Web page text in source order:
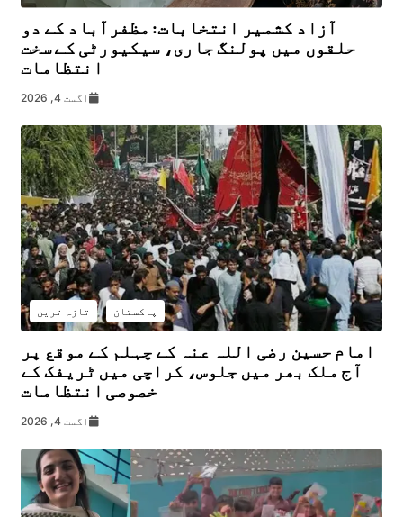
آزاد کشمیر انتخابات: مظفرآباد کے دو
حلقوں میں پولنگ جاری، سیکیورٹی کے سخت
انتظامات
اگست 4, 2026
پاکستان تازہ ترین
امام حسین رضی اللہ عنہ کے چہلم کے موقع پر
آج ملک بھر میں جلوس، کراچی میں ٹریفک کے
خصوصی انتظامات
اگست 4, 2026